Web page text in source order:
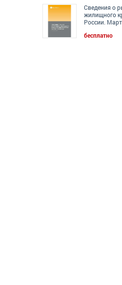
Сведения о
жилищного
России.
бесплатно